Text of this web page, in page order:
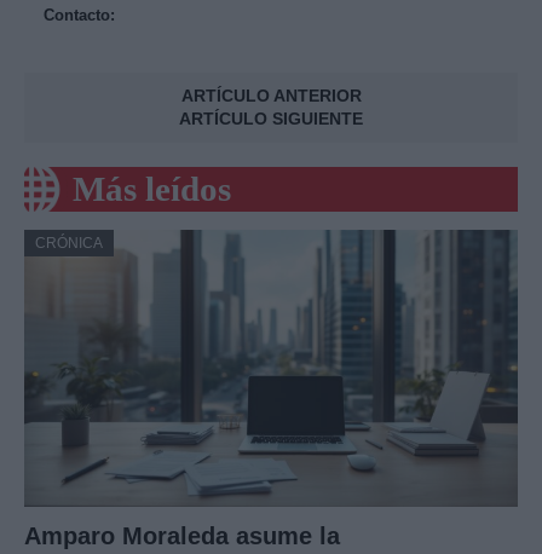
Contacto:
ARTÍCULO ANTERIOR
ARTÍCULO SIGUIENTE
Más leídos
CRÓNICA
Amparo Moraleda asume la